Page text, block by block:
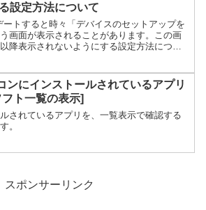
設定方法について
トすると時々「デバイスのセットアップを
画面が表示されることがあります。この画
降表示されないようにする設定方法につい
ンにインストールされているアプリ
ト一覧の表示]
されているアプリを、一覧表示で確認する
。
スポンサーリンク